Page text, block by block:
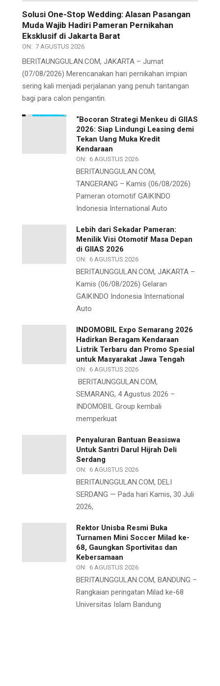
Solusi One-Stop Wedding: Alasan Pasangan
Muda Wajib Hadiri Pameran Pernikahan
Eksklusif di Jakarta Barat
ON: 7 AGUSTUS 2026
BERITAUNGGULAN.COM, JAKARTA – Jumat
(07/08/2026) Merencanakan hari pernikahan impian
sering kali menjadi perjalanan yang penuh tantangan
bagi para calon pengantin.
“Bocoran Strategi Menkeu di GIIAS
2026: Siap Lindungi Leasing demi
Tekan Uang Muka Kredit
Kendaraan
ON: 6 AGUSTUS 2026
BERITAUNGGULAN.COM,
TANGERANG – Kamis (06/08/2026)
Pameran otomotif GAIKINDO
Indonesia International Auto
Lebih dari Sekadar Pameran:
Menilik Visi Otomotif Masa Depan
di GIIAS 2026
ON: 6 AGUSTUS 2026
BERITAUNGGULAN.COM, JAKARTA –
Kamis (06/08/2026) Gelaran
GAIKINDO Indonesia International
Auto
INDOMOBIL Expo Semarang 2026
Hadirkan Beragam Kendaraan
Listrik Terbaru dan Promo Spesial
untuk Masyarakat Jawa Tengah
ON: 6 AGUSTUS 2026
BERITAUNGGULAN.COM,
SEMARANG, 4 Agustus 2026 –
INDOMOBIL Group kembali
memperkuat
Penyaluran Bantuan Beasiswa
Untuk Santri Darul Hijrah Deli
Serdang
ON: 6 AGUSTUS 2026
BERITAUNGGULAN.COM, DELI
SERDANG — Pada hari Kamis, 30 Juli
2026,
Rektor Unisba Resmi Buka
Turnamen Mini Soccer Milad ke-
68, Gaungkan Sportivitas dan
Kebersamaan
ON: 6 AGUSTUS 2026
BERITAUNGGULAN.COM, BANDUNG –
Rangkaian peringatan Milad ke-68
Universitas Islam Bandung